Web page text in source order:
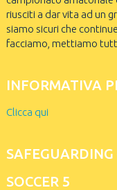
riusciti a dar vita ad un
siamo sicuri che
facciamo, mettiamo
INFORMATIVA
Clicca qui
SOCCER 5